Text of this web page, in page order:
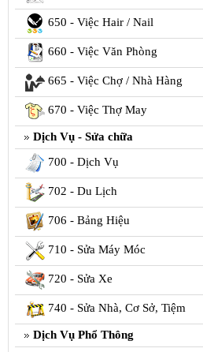
650 - Việc Hair / Nail
660 - Việc Văn Phòng
665 - Việc Chợ / Nhà Hàng
670 - Việc Thợ May
Dịch Vụ - Sửa chữa
700 - Dịch Vụ
702 - Du Lịch
706 - Bảng Hiệu
710 - Sửa Máy Móc
720 - Sửa Xe
740 - Sửa Nhà, Cơ Sở, Tiệm
Dịch Vụ Phổ Thông